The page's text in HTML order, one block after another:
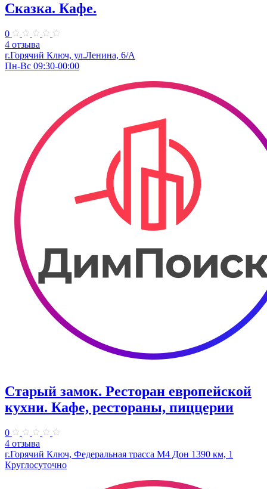
Сказка. Кафе.
0
4 отзыва
г.Горячий Ключ, ул.Ленина, 6/А
Пн-Вс 09:30-00:00
Старый замок.​ Ресторан европейской
кухни. Кафе, рестораны, пиццерии
0
4 отзыва
г.Горячий Ключ, Федеральная трасса М4 Дон 1390 км, 1
Круглосуточно